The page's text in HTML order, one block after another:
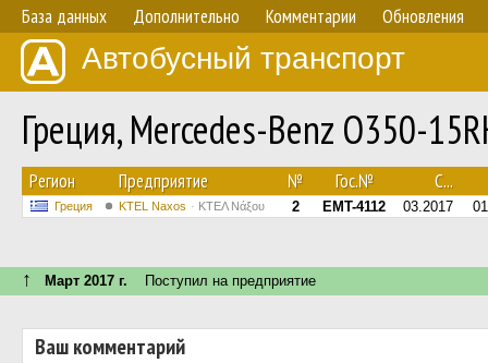
База данных Дополнительно Комментарии Обновления
Автобусный транспорт
Греция, Mercedes-Benz O350-
Регион Предприятие № Гос.№ С...
Греция KTEL Naxos ΚΤΕΛ Νάξου 2 EMT-4112 03.2017
↑ Март 2017 г. Поступил на предприятие
Ваш комментарий